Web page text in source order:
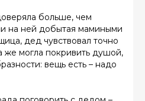
больше, чем
на ней добытая мамиными
дед чувствовал точно
же могла покривить душой,
вещь есть – надо